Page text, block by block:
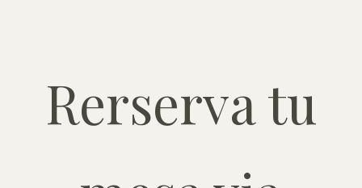
Rerserva tu